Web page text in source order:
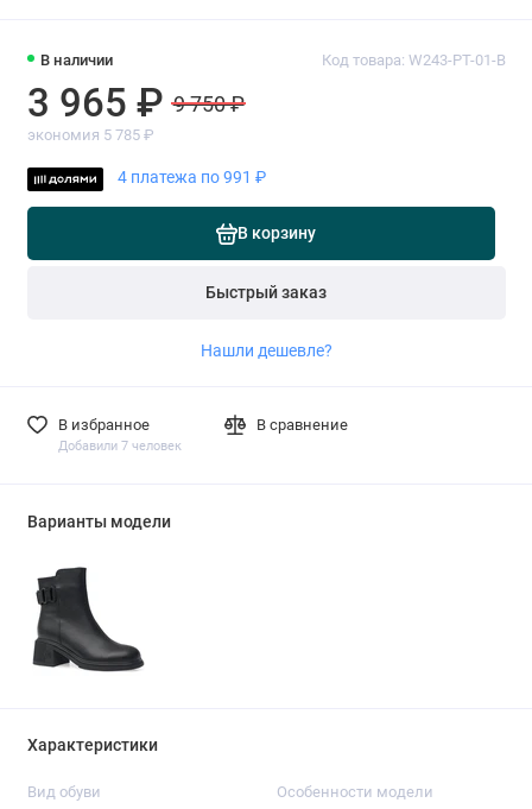
В наличии Код товара: W243-PT-01-B
3 965 ₽ 9 750 ₽
экономия 5 785 ₽
4 платежа по 991 ₽
В корзину
Быстрый заказ
Нашли дешевле?
В избранное
Добавили 7 человек
В сравнение
Варианты модели
Характеристики
Вид обуви Особенности модели